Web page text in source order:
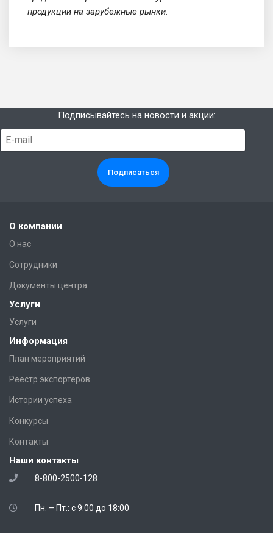
продукции на зарубежные рынки.
Подписывайтесь на новости и акции:
О компании
О нас
Сотрудники
Документы центра
Услуги
Услуги
Информация
План мероприятий
Реестр экспортеров
Истории успеха
Конкурсы
Контакты
Наши контакты
8-800-2500-128
Пн. – Пт.: с 9:00 до 18:00